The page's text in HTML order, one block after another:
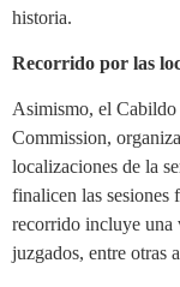
historia.
Recorrido por las
Asimismo, el
Commission,
localizaciones de la
finalicen las sesiones
recorrido incluye una
juzgados, entre otras